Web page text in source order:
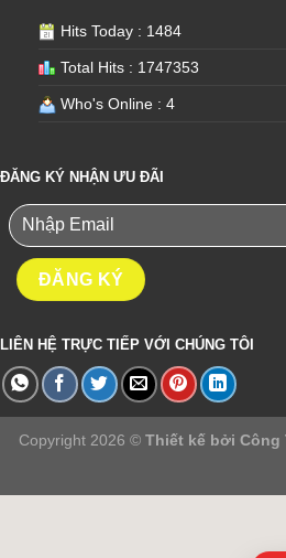
Hits Today : 1484
Total Hits : 1747353
Who's Online : 4
ĐĂNG KÝ NHẬN ƯU ĐÃI
LIÊN HỆ TRỰC TIẾP VỚI CHÚNG TÔI
Copyright 2026 © Thiết kế bởi Công